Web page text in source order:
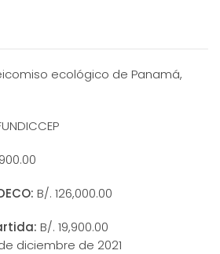
ecológico de Panamá,
B/. 126,000.00
B/. 19,900.00
diciembre de 2021